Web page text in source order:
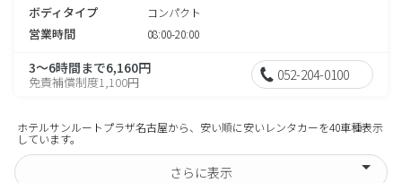
ボディタイプ コンパクト
営業時間 08:00-20:00
3～6時間まで6,160円
免責補償制度1,100円 052-204-0100
ホテルサンルートプラザ名古屋から、安い順に安いレンタカーを40車種表示
しています。
さらに表示